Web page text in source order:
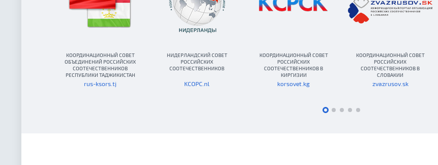
КООРДИНАЦИОННЫЙ СОВЕТ
ОБЪЕДИНЕНИЙ РОССИЙСКИХ
СООТЕЧЕСТВЕННИКОВ
РЕСПУБЛИКИ ТАДЖИКИСТАН
rus-ksors.tj
НИДЕРЛАНДСКИЙ СОВЕТ
РОССИЙСКИХ
СООТЕЧЕСТВЕННИКОВ
KCOPC.nl
КООРДИНАЦИОННЫЙ СОВЕТ
РОССИЙСКИХ
СООТЕЧЕСТВЕННИКОВ В
КИРГИЗИИ
korsovet.kg
КООРДИНАЦИОННЫЙ СОВЕТ
РОССИЙСКИХ
СООТЕЧЕСТВЕННИКОВ В
СЛОВАКИИ
zvazrusov.sk